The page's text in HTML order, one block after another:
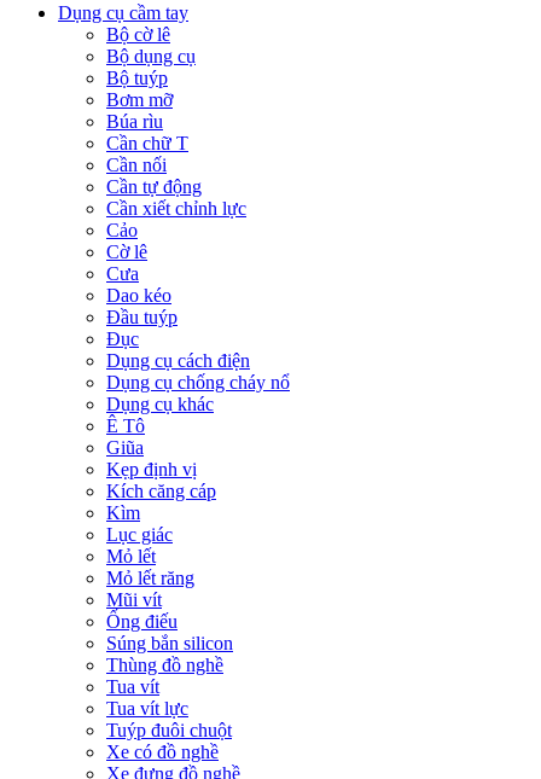
Dụng cụ cầm tay
Bộ cờ lê
Bộ dụng cụ
Bộ tuýp
Bơm mỡ
Búa rìu
Cần chữ T
Cần nối
Cần tự động
Cần xiết chỉnh lực
Cảo
Cờ lê
Cưa
Dao kéo
Đầu tuýp
Đục
Dụng cụ cách điện
Dụng cụ chống cháy nổ
Dụng cụ khác
Ê Tô
Giũa
Kẹp định vị
Kích căng cáp
Kìm
Lục giác
Mỏ lết
Mỏ lết răng
Mũi vít
Ống điếu
Súng bắn silicon
Thùng đồ nghề
Tua vít
Tua vít lực
Tuýp đuôi chuột
Xe có đồ nghề
Xe đựng đồ nghề